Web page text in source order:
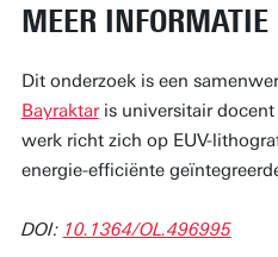
MEER INFORMATIE
Dit onderzoek is een
Bayraktaris universitair docent
werk richt zich op EUV-
energie-efficiënte
DOI: 10.1364/OL.496995